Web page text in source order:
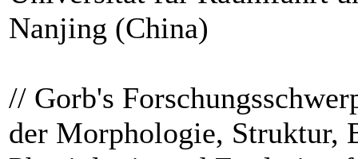
Nanjing (China)
// Gorb's
der Morphologie, Struktur,